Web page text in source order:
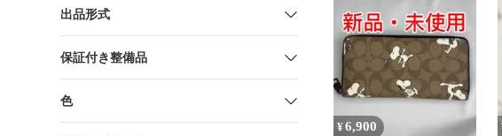
出品形式
保証付き整備品
色
¥6,900